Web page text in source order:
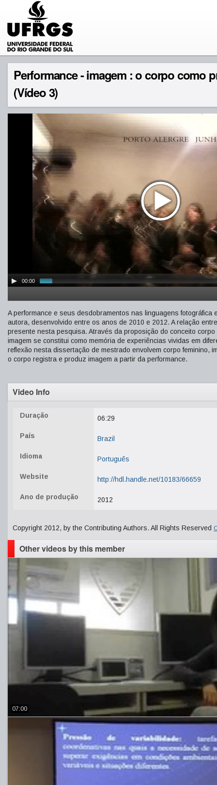
Performance - imagem : o corpo como
(Vídeo 3)
00:00
A performance e seus desdobramentos nas linguagens
autora, desenvolvido entre os anos de 2010 e 2012. A relação
presente nesta pesquisa. Através da proposição do conceito
imagem se constitui como memória de experiências vividas em
reflexão nesta dissertação de mestrado envolvem corpo feminino,
o corpo registra e produz imagem a partir da performance.
Video Info
Duração 06:29
País Brazil
Idioma Português
Website http://hdl.handle.net/10183/66659
Ano de produção 2012
Copyright 2012, by the Contributing Authors. All Rights Reserved
Other videos by this member
07:00